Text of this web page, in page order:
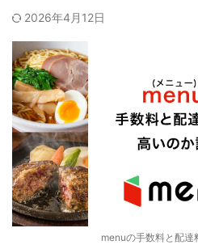
2026年4月12日
menuの手数料と配達